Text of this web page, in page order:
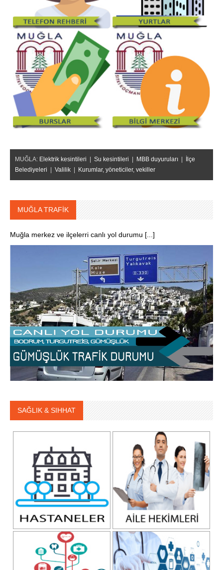
MUĞLA: Elektrik kesintileri | Su kesintileri | MBB duyuruları | İlçe
Belediyeleri | Valilik | Kurumlar, yöneticiler, vekiller
MUĞLA TRAFİK
Muğla merkez ve ilçelerri canlı yol durumu [...]
SAĞLIK & SIHHAT